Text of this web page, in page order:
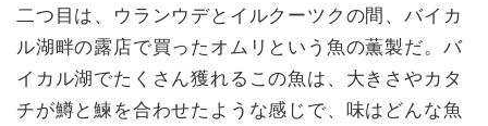
二つ目は、ウランウデとイルクーツクの間、バイカ
ル湖畔の露店で買ったオムリという魚の薫製だ。バ
イカル湖でたくさん獲れるこの魚は、大きさやカタ
チが鱒と鰊を合わせたような感じで、味はどんな魚